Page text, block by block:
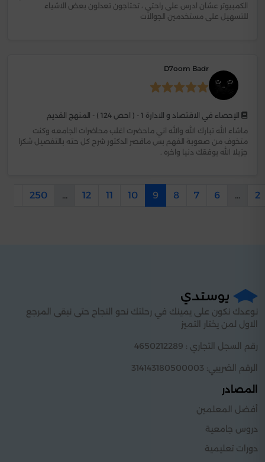
الكمبيوتر عشان ادرس على راحتي ، تحتاجون تعدلون بعض الاشياء
للتسهيل على مستخدمين الجوالات
D7oom Badr
الإحصاء في الاقتصاد و الادارة 1 - ( احص 124 ) - المنهج القديم
ماشاء الله تبارك الله والله اني ماحضرت اغلب محاضرات الجامعه وكنت
متخوف من صعوبة الفهم بس ماقصر الدكتور شرح كل حته بالتفصيل شكرا
جزيلا الله يوفقك دنيا واخره .
2
...
6
7
8
9
10
11
12
...
250
نوعدك نكون على يمينك في رحلتك نحو النجاح حتى نبقى المرجع
الاول لمن يختار التميز
رقم السجل التجاري : 4650212289
الرقم الضريبي: 314143180500003
المصادر
أفضل المعلمين
دروس جامعية
دورات تعليمية